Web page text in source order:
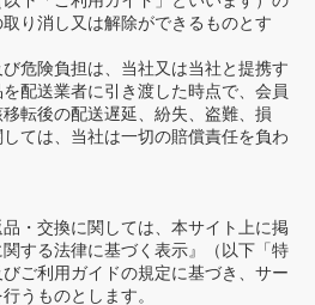
り消し又は解除ができるものとす
危険負担は、当社又は当社と提携す
配送業者に引き渡した時点で、会員
転後の配送遅延、紛失、盗難、損
ては、当社は一切の賠償責任を負わ
・交換に関しては、本サイト上に掲
する法律に基づく表示』（以下「特
ご利用ガイドの規定に基づき、サー
うものとします。